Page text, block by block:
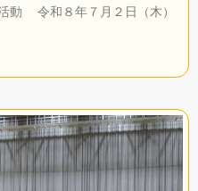
動 令和８年７月２日（木）